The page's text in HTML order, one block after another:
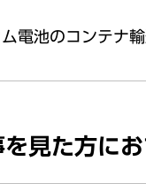
ム電池のコンテナ
を⾒た⽅に